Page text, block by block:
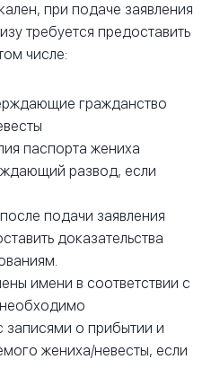
при подаче заявления
требуется предоставить
числе:
гражданство
паспорта жениха
развод, если
подачи заявления
доказательства
имени в соответствии с
о прибытии и
жениха/невесты, если